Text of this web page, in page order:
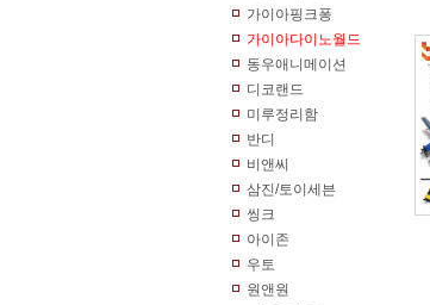
가이아핑크퐁
가이아다이노월드
동우애니메이션
디코랜드
미루정리함
반디
비앤씨
삼진/토이세븐
씽크
아이존
우토
원앤원